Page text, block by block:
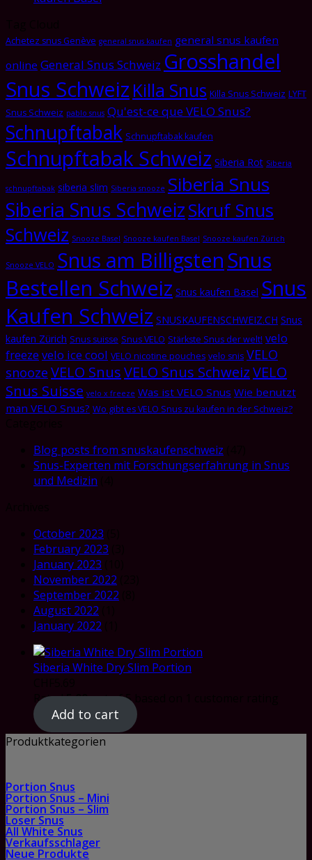
Achetez snus Genève general snus kaufen general snus kaufen
online General Snus Schweiz Grosshandel
Snus Schweiz Killa Snus Killa Snus Schweiz LYFT
Snus Schweiz pablo snus Qu'est-ce que VELO Snus?
Schnupftabak Schnupftabak kaufen
Schnupftabak Schweiz Siberia Rot Siberia
schnupftabak siberia slim Siberia snooze Siberia Snus
Siberia Snus SchweizSkruf Snus
Schweiz Snooze Basel Snooze kaufen Basel Snooze kaufen Zürich
Snooze VELO Snus am BilligstenSnus
Bestellen Schweiz Snus kaufen Basel Snus
Kaufen Schweiz SNUSKAUFENSCHWEIZ.CH Snus
kaufen Zürich Snus suisse Snus VELO Stärkste Snus der welt! velo
freeze velo ice cool VELO nicotine pouches velo snis VELO
snooze VELO SnusVELO Snus SchweizVELO
Snus Suisse velo x freeze Was ist VELO Snus Wie benutzt
man VELO Snus? Wo gibt es VELO Snus zu kaufen in der Schweiz?
Blog posts from snuskaufenschweiz
Snus-Experten mit Forschungserfahrung in Snus
und Medizin
October 2023
February 2023
January 2023
November 2022
September 2022
August 2022
January 2022
Siberia White Dry Slim Portion
Rated5.00out of 5 based on
Add to cart
Produktkategorien
Portion Snus
Portion Snus – Mini
Portion Snus – Slim
Loser Snus
All White Snus
Verkaufsschlager
Neue Produkte